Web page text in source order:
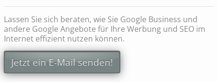
Lassen Sie sich beraten, wie Sie Google Business und
andere Google Angebote für Ihre Werbung und SEO im
Internet effizient nutzen können.
Jetzt ein E-Mail senden!